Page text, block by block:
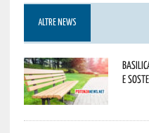
ALTRE NEWS
e